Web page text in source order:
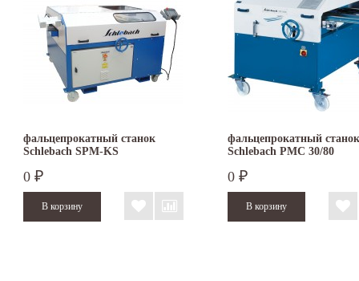
фальцепрокатный станок
Schlebach SPM-KS
0 ₽
фальцепрокатный станок
Schlebach PMC 30/80
0 ₽